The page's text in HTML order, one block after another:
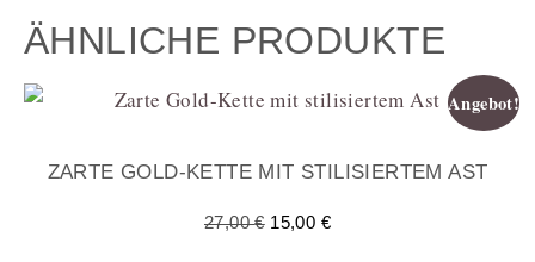
ÄHNLICHE PRODUKTE
Angebot!
ZARTE GOLD-KETTE MIT STILISIERTEM AST
27,00€ 15,00 €